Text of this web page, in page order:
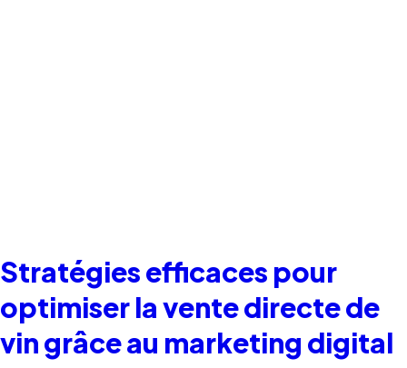
Stratégies efficaces pour
optimiser la vente directe de
vin grâce au marketing digital